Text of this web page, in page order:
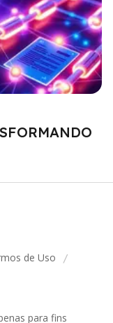
de Uso /
para fins